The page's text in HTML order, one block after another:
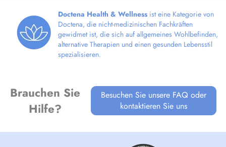
Doctena Health & Wellness ist eine Kategorie von
Doctena, die nicht-medizinischen Fachkräften
gewidmet ist, die sich auf allgemeines Wohlbefinden,
alternative Therapien und einen gesunden Lebensstil
spezialisieren.
Brauchen Sie
Hilfe?
Besuchen Sie unsere FAQ oder
kontaktieren Sie uns